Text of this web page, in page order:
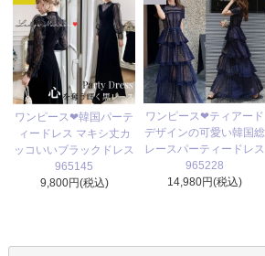
ワンピース❤韓国パーテ
ィードレス マキシ丈カ
ッコいいブラックドレス
965145
9,800円(税込)
ワンピース❤ティアード
デザインの可愛い韓国総
レースパーティードレス
965228
14,980円(税込)